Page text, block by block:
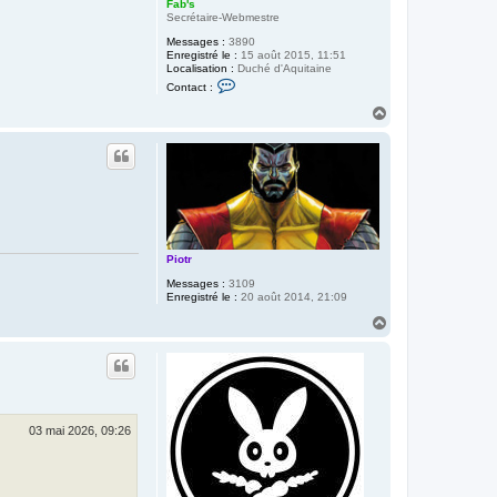
Fab's
Secrétaire-Webmestre
Messages : 3890
Enregistré le : 15 août 2015, 11:51
Localisation : Duché d'Aquitaine
Contact :
a
c
F
a
b
'
s
Piotr
Messages : 3109
Enregistré le : 20 août 2014, 21:09
03 mai 2026, 09:26